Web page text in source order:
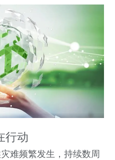
行动
难频繁发生，持续数周